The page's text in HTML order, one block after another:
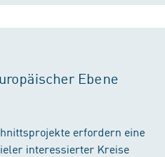
Ebene
erfordern eine
interessierter Kreise